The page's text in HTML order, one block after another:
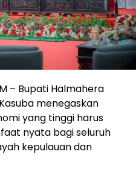
– Bupati Halmahera
menegaskan
yang tinggi harus
nyata bagi seluruh
kepulauan dan